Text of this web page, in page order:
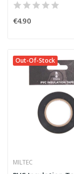
€4.90
Out-Of-Stock
MILTEC